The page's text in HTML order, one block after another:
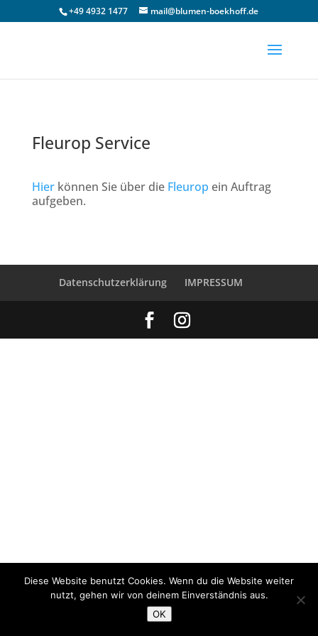
+49 4932 1477 mail@blumen-boekhoff.de
Fleurop Service
Hierkönnen Sie über die Fleurop ein Auftrag
aufgeben.
Datenschutzerklärung IMPRESSUM
Diese Website benutzt Cookies. Wenn du die Website weiter
nutzt, gehen wir von deinem Einverständnis aus.
OK